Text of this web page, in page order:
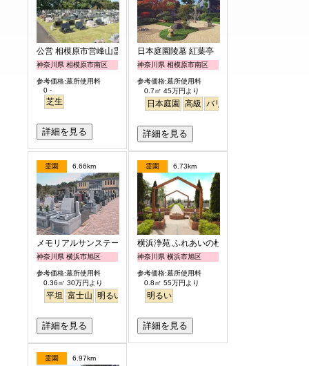
公営 相模原市営峰山霊園
神奈川県 相模原市南区
参考価格:墓所使用料
0 -
芝生
詳細を見る
日本庭園陵墓 紅葉亭
神奈川県 相模原市南区
参考価格:墓所使用料
0.7㎡ 45万円より
日本庭園 高級 バリアフリー
詳細を見る
霊園 6.66km
メモリアルサンステージ
神奈川県 横浜市旭区
参考価格:墓所使用料
0.36㎡ 30万円より
平坦 富士山 明るい
詳細を見る
霊園 6.73km
横浜浄苑 ふれあいの杜
神奈川県 横浜市旭区
参考価格:墓所使用料
0.8㎡ 55万円より
明るい
詳細を見る
霊園 6.97km